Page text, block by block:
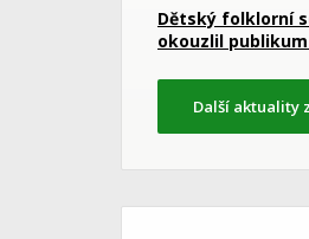
Dětský folklorní
okouzlil
Další aktuality